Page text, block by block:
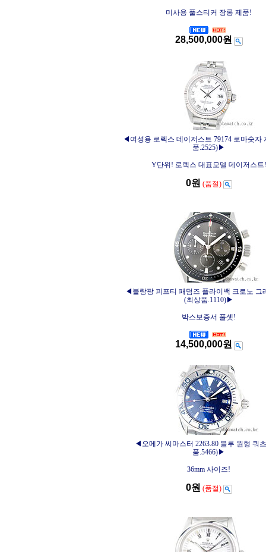
미사용 풀스티커 장롱 제품!
28,500,000원
◀여성용 로렉스 데이저스트 79174 로마숫자
품.2525)▶
Y단위! 로렉스 대표모델 데이저스트!
0원 (품절)
◀블랑팡 피프티 패덤즈 플라이백 크로노 그
(최상품.1110)▶
박스보증서 풀셋!
14,500,000원
◀오메가 씨마스터 2263.80 블루 원형 쿼
품.5466)▶
36mm 사이즈!
0원 (품절)